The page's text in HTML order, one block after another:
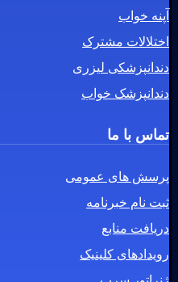
آپنه خواب
اختلالات مشترک
دندانپزشکی لیزری
دندانپزشک خواب
تماس با ما
پرسش های عمومی
ثبت نام خبرنامه
دریافت منابع
رویدادهای کلینیک